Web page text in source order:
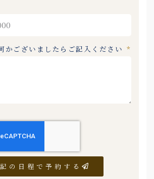
かございましたらご記入ください
記の日程で予約する